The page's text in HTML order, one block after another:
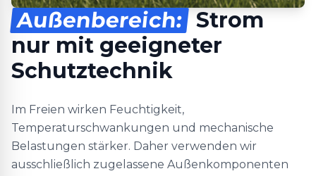
Außenbereich: Strom
nur mit geeigneter
Schutztechnik
Im Freien wirken Feuchtigkeit,
Temperaturschwankungen und mechanische
Belastungen stärker. Daher verwenden wir
ausschließlich zugelassene Außenkomponenten